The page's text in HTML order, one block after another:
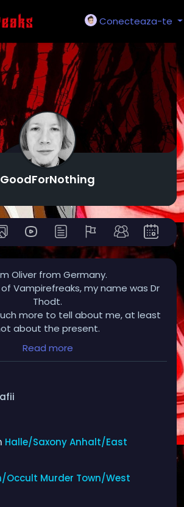
Conecteaza-te
GoodForNothing
Oliver from Germany.
Vampirefreaks, my name was Dr
Thodt.
more to tell about me, at least
about the present.
I had something like a life, but that
ago. There is nothing left of
me and what I achieved. I am
nor do I want pity. Things are the
thought many years ago that I
years in education, work, etc. But it
a full, exciting life, but one that
And at some point I thought I
more, open new doors and live a
was the biggest mistake of my
life was what I found fulfilment and
Read more
Halle/Saxony Anhalt/East
Occult Murder Town/West